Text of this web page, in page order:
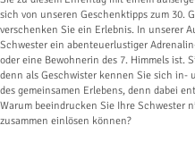
sich von unseren Geschenktipps zum 30.
verschenken Sie ein Erlebnis. In unserer
Schwester ein abenteuerlustiger
oder eine Bewohnerin des 7. Himmels ist.
denn als Geschwister kennen Sie sich in-
des gemeinsamen Erlebens, denn dabei
Warum beeindrucken Sie Ihre Schwester
zusammen einlösen können?